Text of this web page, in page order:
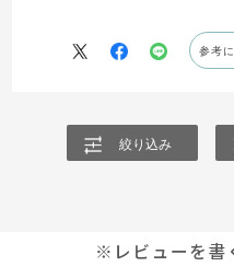
参考
絞り込み
※レビューを書